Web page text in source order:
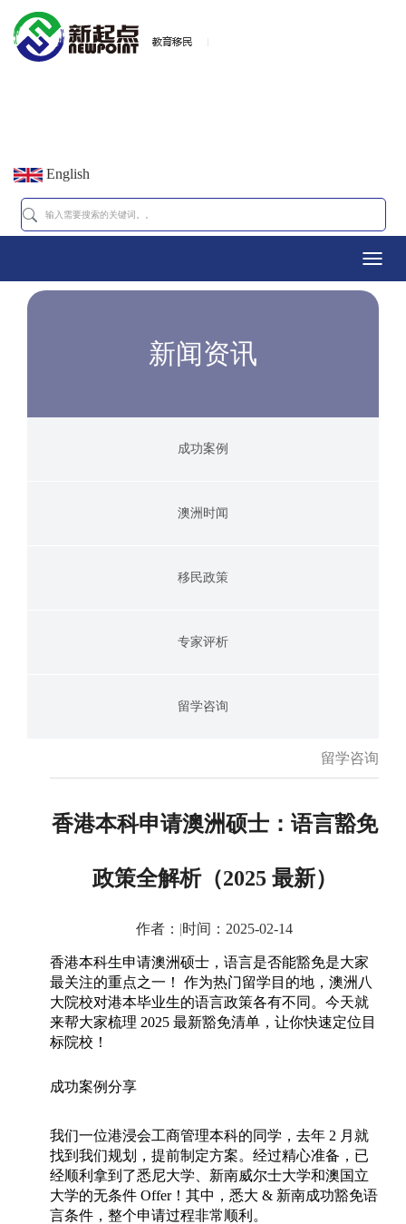
English
新闻资讯
成功案例
澳洲时闻
移民政策
专家评析
留学咨询
留学咨询
香港本科申请澳洲硕士：语言豁免
政策全解析（2025 最新）
作者： |时间：2025-02-14
香港本科生申请澳洲硕士，语言是否能豁免是大家
最关注的重点之一！ 作为热门留学目的地，澳洲八
大院校对港本毕业生的语言政策各有不同。今天就
来帮大家梳理 2025 最新豁免清单，让你快速定位目
标院校！
成功案例分享
我们一位港浸会工商管理本科的同学，去年 2 月就
找到我们规划，提前制定方案。经过精心准备，已
经顺利拿到了悉尼大学、新南威尔士大学和澳国立
大学的无条件 Offer！其中，悉大 & 新南成功豁免语
言条件，整个申请过程非常顺利。